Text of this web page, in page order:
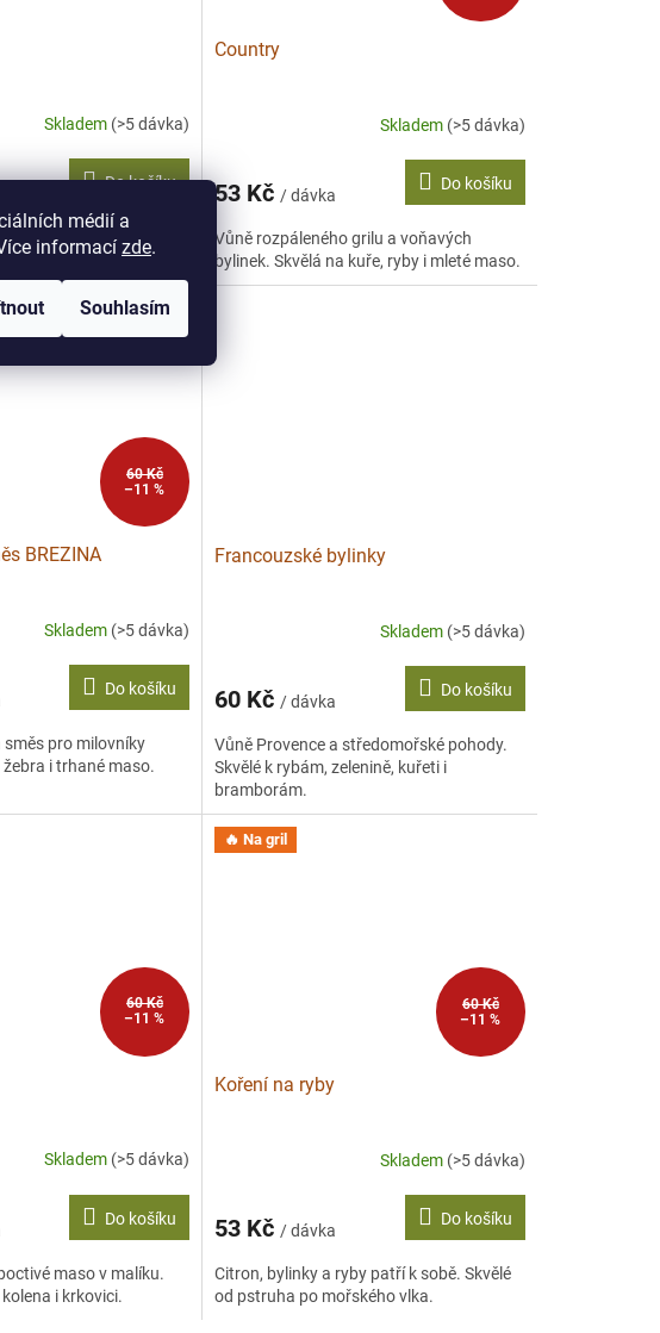
médií a
informací zde.
Souhlasím
Skladem (>5 dávka)
Do košíku
milují i děti. Skvělá
i omáček.
Country
Skladem (>5 dávka)
53 Kč / dávka
Do košíku
Vůně rozpáleného grilu a voňavých
bylinek. Skvělá na kuře, ryby i mleté maso.
60 Kč
–11 %
BREZINA
Skladem (>5 dávka)
Do košíku
pro milovníky
i trhané maso.
Francouzské bylinky
Skladem (>5 dávka)
60 Kč / dávka
Do košíku
Vůně Provence a středomořské pohody.
Skvělé k rybám, zelenině, kuřeti i
bramborám.
60 Kč
–11 %
Skladem (>5 dávka)
Do košíku
maso v malíku.
i krkovici.
🔥 Na gril
60 Kč
–11 %
Koření na ryby
Skladem (>5 dávka)
53 Kč / dávka
Do košíku
Citron, bylinky a ryby patří k sobě. Skvělé
od pstruha po mořského vlka.